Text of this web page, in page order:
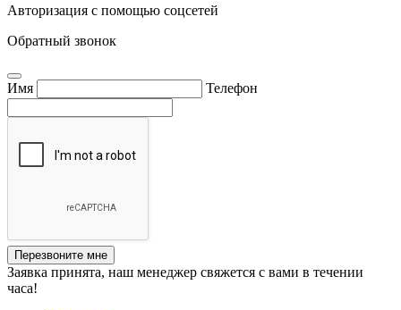
Авторизация с помощью соцсетей
Обратный звонок
Имя Телефон
Перезвоните мне
Заявка принята, наш менеджер свяжется с вами в течении
часа!